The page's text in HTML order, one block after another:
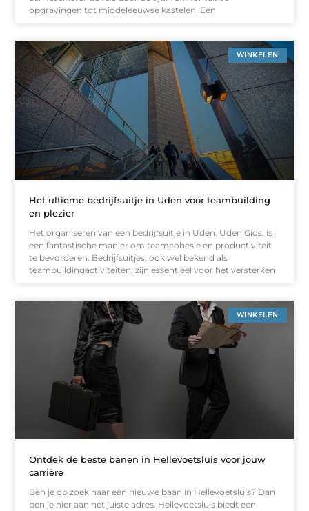
opgravingen tot middeleeuwse kastelen. Een
WINKELEN
Het ultieme bedrijfsuitje in Uden voor teambuilding
en plezier
Het organiseren van een bedrijfsuitje in Uden. Uden Gids. is
een fantastische manier om teamcohesie en productiviteit
te bevorderen. Bedrijfsuitjes, ook wel bekend als
teambuildingactiviteiten, zijn essentieel voor het versterken
WINKELEN
Ontdek de beste banen in Hellevoetsluis voor jouw
carrière
Ben je op zoek naar een nieuwe baan in Hellevoetsluis? Dan
ben je hier aan het juiste adres. Hellevoetsluis biedt een